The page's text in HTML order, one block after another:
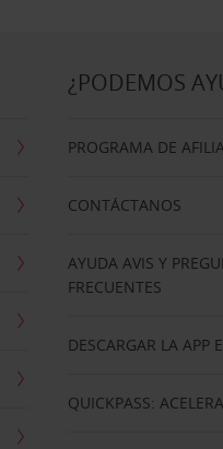
¿PODEMOS
PROGRAMA DE
CONTÁCTANOS
AYUDA AVIS Y
FRECUENTES
DESCARGAR LA APP
QUICKPASS: